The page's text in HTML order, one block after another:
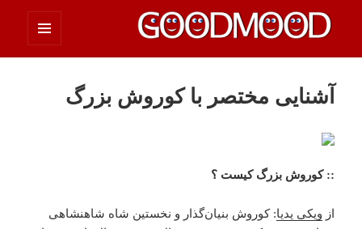
چیزای خووب مووب
آشنایی مختصر با کوروش بزرگ
:: کوروش بزرگ کیست ؟‌
از ویکی پدیا: کوروش بنیان‌گذار و نخستین شاه شاهنشاهی